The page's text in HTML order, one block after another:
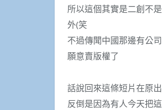
所以這個其實是二創不
外(笑
不過傳聞中國那邊有公
願意賣版權了
話說回來這條短片在原
反倒是因為有人今天把